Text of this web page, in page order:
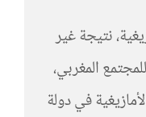
نتيجة غير
المغربي،
في دولة